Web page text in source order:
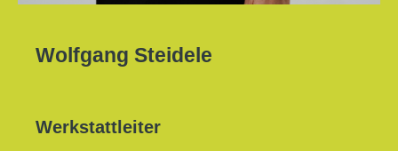
Wolfgang Steidele
Werkstattleiter